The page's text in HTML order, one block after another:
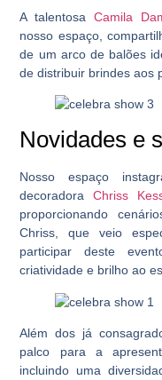
A talentosaCamila
nosso espaço,
de um arco de balões
de distribuir brindes aos
Novidades e
Nosso espaço
decoradoraChriss
proporcionando
Chriss, que veio
participar deste
criatividade e brilho ao
Além dos já
palco para a
incluindo uma